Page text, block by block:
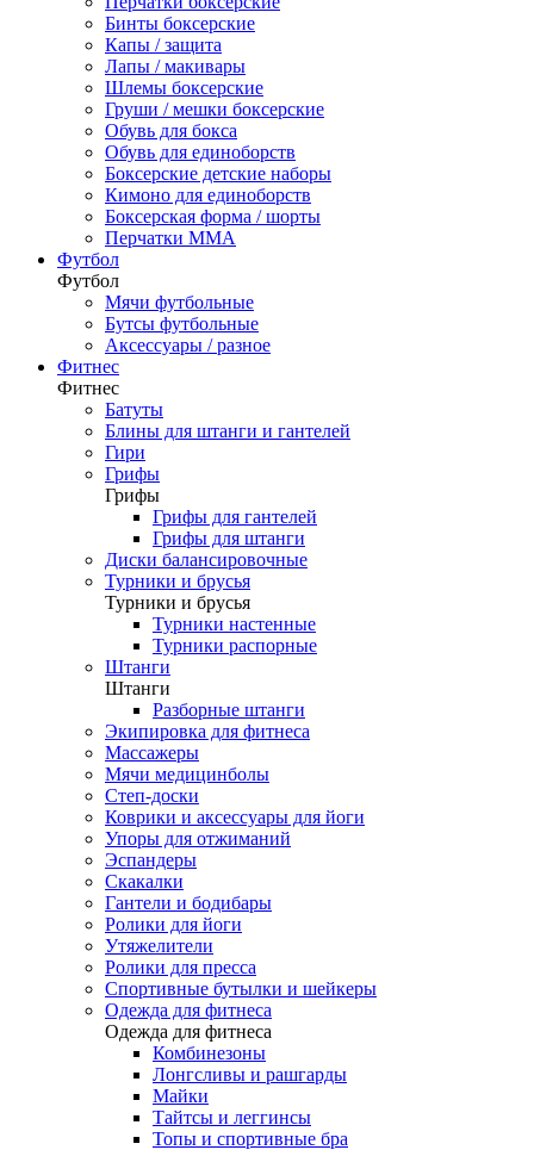
Бинты боксерские
Капы / защита
Лапы / макивары
Шлемы боксерские
Груши / мешки боксерские
Обувь для бокса
Обувь для единоборств
Боксерские детские наборы
Кимоно для единоборств
Боксерская форма / шорты
Перчатки ММА
Футбол
Футбол
Мячи футбольные
Бутсы футбольные
Аксессуары / разное
Фитнес
Фитнес
Батуты
Блины для штанги и гантелей
Гири
Грифы
Грифы
Грифы для гантелей
Грифы для штанги
Диски балансировочные
Турники и брусья
Турники и брусья
Турники настенные
Турники распорные
Штанги
Штанги
Разборные штанги
Экипировка для фитнеса
Массажеры
Мячи медицинболы
Степ-доски
Коврики и аксессуары для йоги
Упоры для отжиманий
Эспандеры
Скакалки
Гантели и бодибары
Ролики для йоги
Утяжелители
Ролики для пресса
Спортивные бутылки и шейкеры
Одежда для фитнеса
Одежда для фитнеса
Комбинезоны
Лонгсливы и рашгарды
Майки
Тайтсы и леггинсы
Топы и спортивные бра